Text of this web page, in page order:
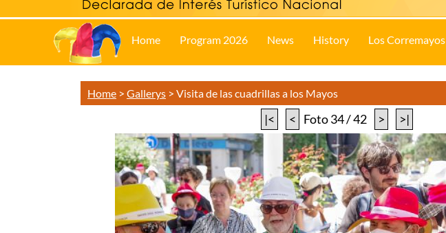
Home Program 2026 News History Los Corremayos
Home > Gallerys > Visita de las cuadrillas a los Mayos
|< < Foto 34 / 42 > >|